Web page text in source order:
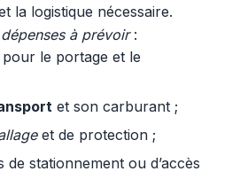
la logistique nécessaire.
dépenses à prévoir:
pour le portage et le
et son carburant ;
et de protection ;
de stationnement ou d’accès